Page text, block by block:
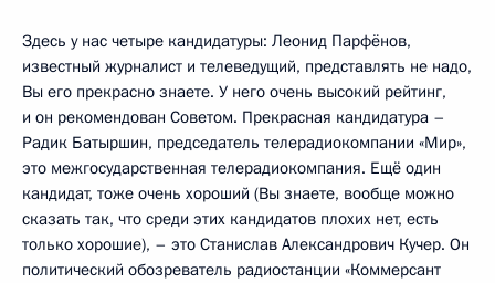
Здесь у нас четыре кандидатуры: Леонид Парфёнов,
известный журналист и телеведущий, представлять не надо,
Вы его прекрасно знаете. У него очень высокий рейтинг,
и он рекомендован Советом. Прекрасная кандидатура –
Радик Батыршин, председатель телерадиокомпании «Мир»,
это межгосударственная телерадиокомпания. Ещё один
кандидат, тоже очень хороший (Вы знаете, вообще можно
сказать так, что среди этих кандидатов плохих нет, есть
только хорошие), – это Станислав Александрович Кучер. Он
политический обозреватель радиостанции «Коммерсант